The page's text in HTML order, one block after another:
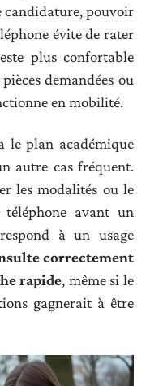
candidature, pouvoir
évite de rater
plus confortable
demandées ou
en mobilité.
le plan académique
autre cas fréquent.
les modalités ou le
téléphone avant un
à un usage
correctement
rapide, même si le
gagnerait à être